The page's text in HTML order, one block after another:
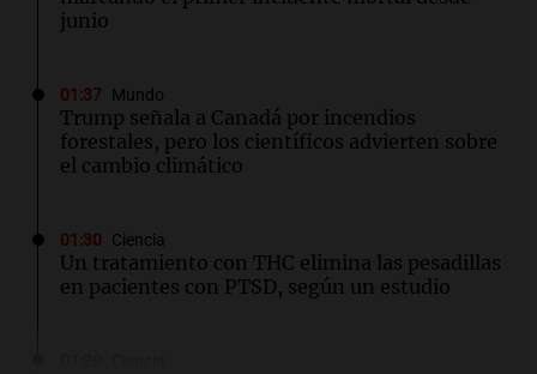
junio
01:37 Mundo
Trump señala a Canadá por incendios
forestales, pero los científicos advierten sobre
el cambio climático
01:30 Ciencia
Un tratamiento con THC elimina las pesadillas
en pacientes con PTSD, según un estudio